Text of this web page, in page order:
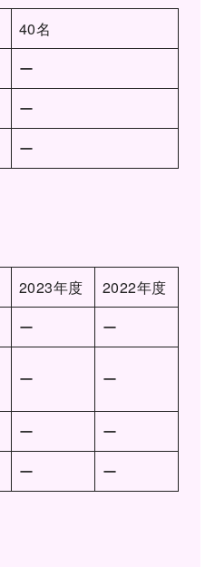
40名
ー
ー
ー
2023年度
2022年度
ー
ー
ー ー
ー
ー
ー ー